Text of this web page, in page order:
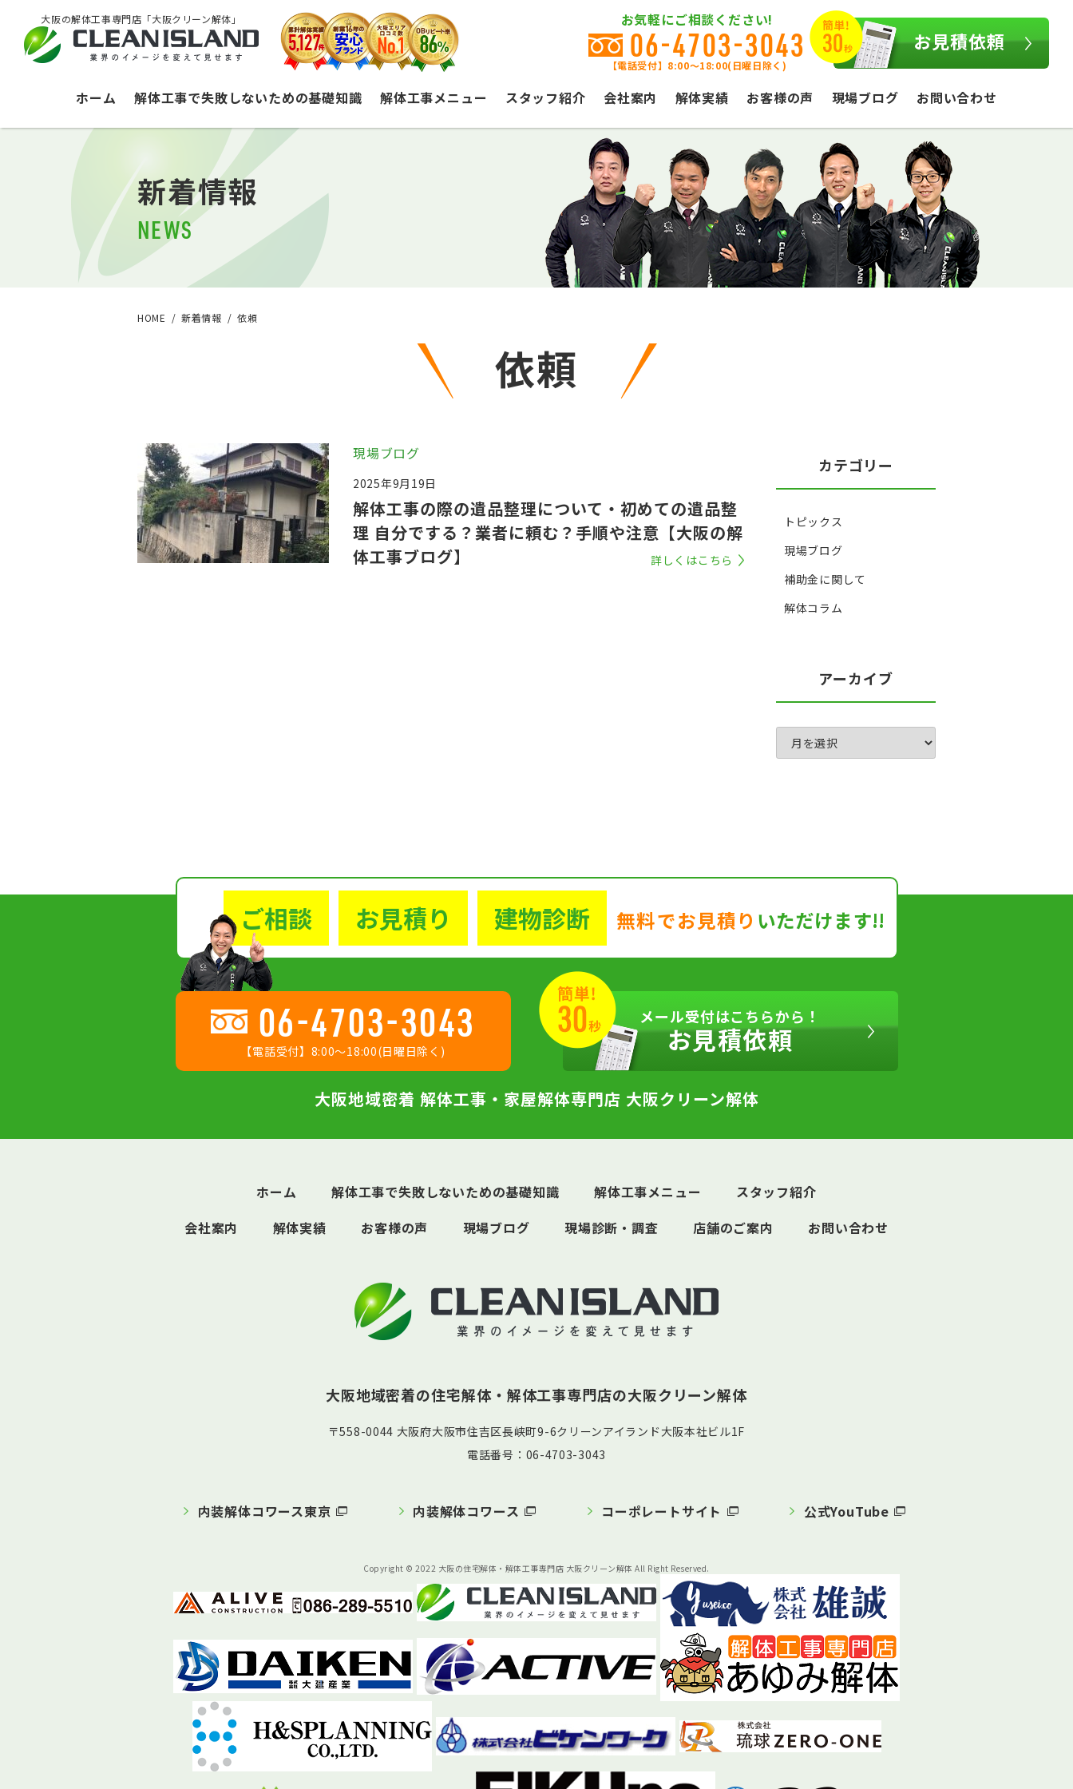
大阪の解体工事専門店「大阪クリーン解体」 お気軽にご相談ください!
06-4703-3043
【電話受付】8:00〜18:00(日曜日除く)
お見積依頼
ホーム 解体工事で失敗しないための基礎知識 解体工事メニュー スタッフ紹介 会社案内 解体実績 お客様の声 現場ブログ お問い合わせ
新着情報
NEWS
HOME 新着情報 依頼
依頼
現場ブログ
2025年9月19日
解体工事の際の遺品整理について・初めての遺品整
理 自分でする？業者に頼む？手順や注意【大阪の解
体工事ブログ】
詳しくはこちら
カテゴリー
トピックス
現場ブログ
補助金に関して
解体コラム
アーカイブ
ご相談 お見積り 建物診断 無料でお見積り いただけます!!
06-4703-3043
【電話受付】8:00〜18:00(日曜日除く)
メール受付はこちらから！
お見積依頼
大阪地域密着 解体工事・家屋解体専門店 大阪クリーン解体
ホーム 解体工事で失敗しないための基礎知識 解体工事メニュー
スタッフ紹介
会社案内
解体実績 お客様の声 現場ブログ 現場診断・調査 店舗のご案内 お問い合わせ
大阪地域密着の住宅解体・解体工事専門店の大阪クリーン解体
〒558-0044 大阪府大阪市住吉区長峡町9-6クリーンアイランド大阪本社ビル1F
電話番号：06-4703-3043
内装解体コワース東京 内装解体コワース コーポレートサイト 公式YouTube
Copyright © 2022 大阪の住宅解体・解体工事専門店 大阪クリーン解体 All Right Reserved.